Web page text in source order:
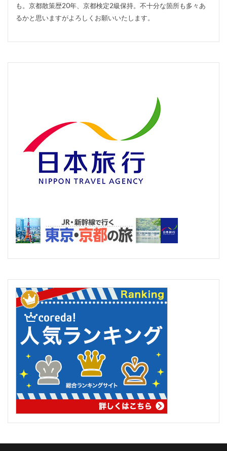
も。京都散策歴20年、京都検定2級保持。不十分な箇所も多々あ
るかと思いますがよろしくお願いいたします。